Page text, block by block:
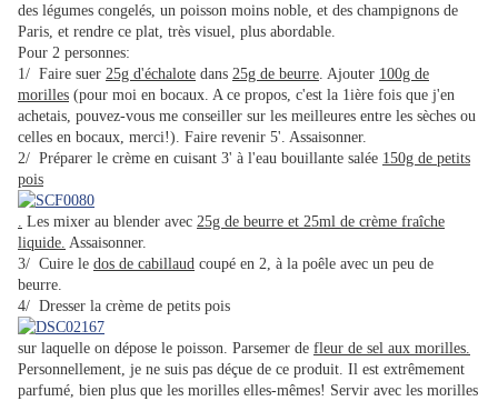
des légumes congelés, un poisson moins noble, et des champignons de
Paris, et rendre ce plat, très visuel, plus abordable.
Pour 2 personnes:
1/ Faire suer 25g d'échalote dans 25g de beurre. Ajouter 100g de
morilles (pour moi en bocaux. A ce propos, c'est la 1ière fois que j'en
achetais, pouvez-vous me conseiller sur les meilleures entre les sèches ou
celles en bocaux, merci!). Faire revenir 5'. Assaisonner.
2/ Préparer le crème en cuisant 3' à l'eau bouillante salée 150g de petits
pois
. Les mixer au blender avec 25g de beurre et 25ml de crème fraîche
liquide. Assaisonner.
3/ Cuire le dos de cabillaud coupé en 2, à la poêle avec un peu de
beurre.
4/ Dresser la crème de petits pois
sur laquelle on dépose le poisson. Parsemer de fleur de sel aux morilles.
Personnellement, je ne suis pas déçue de ce produit. Il est extrêmement
parfumé, bien plus que les morilles elles-mêmes! Servir avec les morilles